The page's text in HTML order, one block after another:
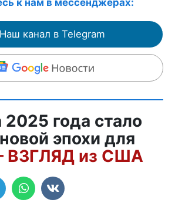
Наш канал в Telegram
2025 года стало
эпохи для
ВЗГЛЯД из США